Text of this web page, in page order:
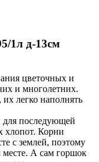
1л д-13см
цветочных и
и многолетних.
легко наполнять
для последующей
хлопот. Корни
с землей, поэтому
месте. А сам горшок